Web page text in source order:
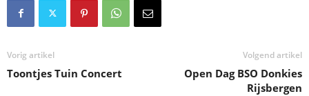
Vorig artikel
Toontjes Tuin Concert
Volgend artikel
Open Dag BSO Donkies
Rijsbergen